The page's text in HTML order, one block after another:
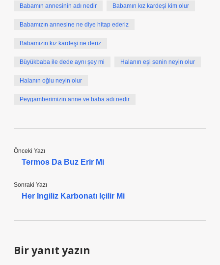
Babamın annesinin adı nedir Babamın kız kardeşi kim olur
Babamızın annesine ne diye hitap ederiz
Babamızın kız kardeşi ne deriz
Büyükbaba ile dede aynı şey mi Halanın eşi senin neyin olur
Halanın oğlu neyin olur
Peygamberimizin anne ve baba adı nedir
Önceki Yazı
Termos Da Buz Erir Mi
Sonraki Yazı
Her Ingiliz Karbonatı Içilir Mi
Bir yanıt yazın